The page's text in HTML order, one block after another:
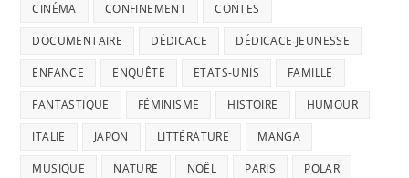
CINÉMA CONFINEMENT CONTES
DOCUMENTAIRE DÉDICACE DÉDICACE JEUNESSE
ENFANCE ENQUÊTE ETATS-UNIS FAMILLE
FANTASTIQUE FÉMINISME HISTOIRE HUMOUR
ITALIE JAPON LITTÉRATURE MANGA
MUSIQUE NATURE NOËL PARIS POLAR